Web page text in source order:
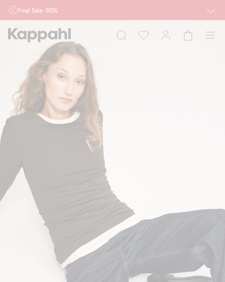
Final Sale -30%
działu outlet do 10.8 w sklepach Kappahl i Newbie oraz na kappahl.com. Ofert
nie łączymy
Kobieta Mężczyzna
Newbie